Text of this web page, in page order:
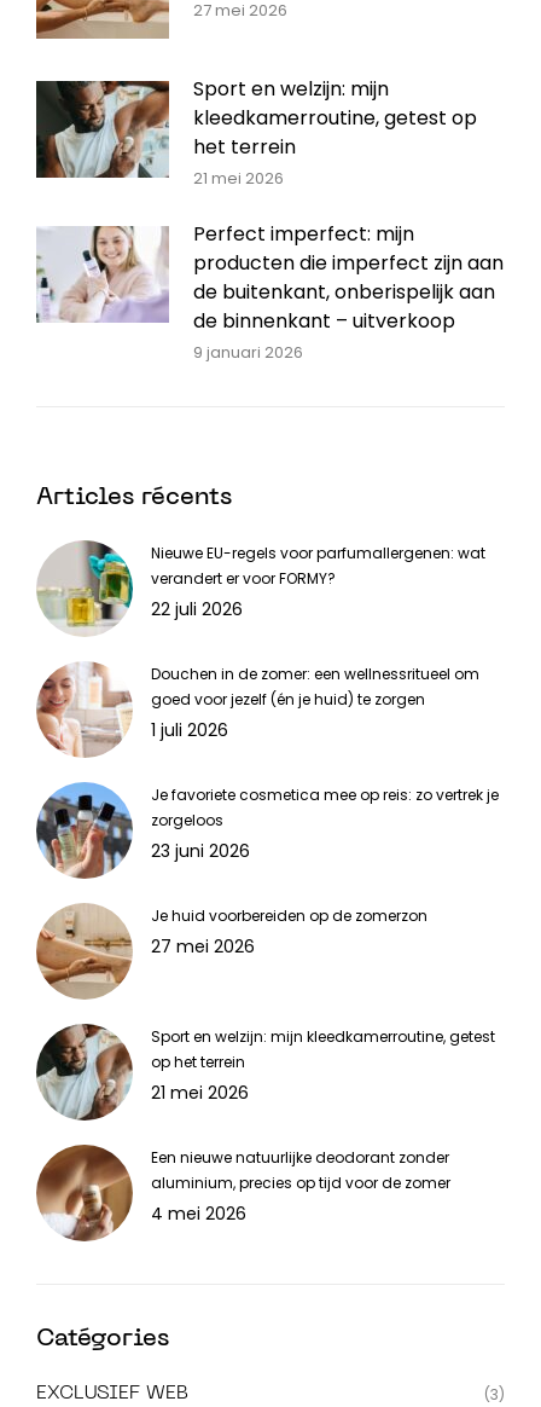
27 mei 2026
Sport en welzijn: mijn
kleedkamerroutine, getest op
het terrein
21 mei 2026
Perfect imperfect: mijn
producten die imperfect zijn aan
de buitenkant, onberispelijk aan
de binnenkant – uitverkoop
9 januari 2026
Articles récents
Nieuwe EU-regels voor parfumallergenen: wat
verandert er voor FORMY?
22 juli 2026
Douchen in de zomer: een wellnessritueel om
goed voor jezelf (én je huid) te zorgen
1 juli 2026
Je favoriete cosmetica mee op reis: zo vertrek je
zorgeloos
23 juni 2026
Je huid voorbereiden op de zomerzon
27 mei 2026
Sport en welzijn: mijn kleedkamerroutine, getest
op het terrein
21 mei 2026
Een nieuwe natuurlijke deodorant zonder
aluminium, precies op tijd voor de zomer
4 mei 2026
Catégories
EXCLUSIEF WEB (3)